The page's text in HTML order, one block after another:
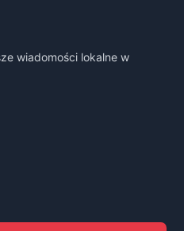
wiadomości lokalne w